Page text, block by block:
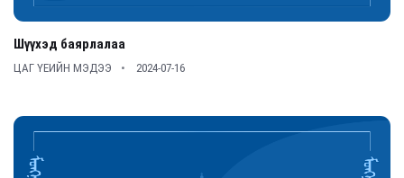
Шүүхэд баярлалаа
ЦАГ ҮЕИЙН МЭДЭЭ 2024-07-16